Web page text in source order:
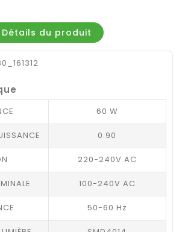
Détails du produit
60 W
0.90
220-240V AC
100-240V AC
50-60 Hz